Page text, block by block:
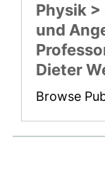
Physik
und
Dieter
Browse